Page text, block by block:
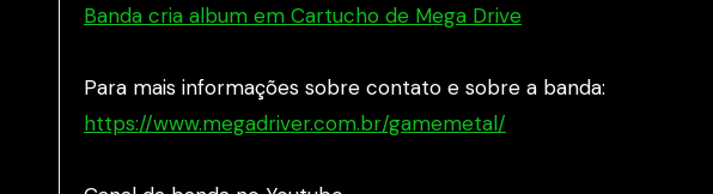
Banda cria album em Cartucho de Mega Drive
Para mais informações sobre contato e sobre a banda:
https://www.megadriver.com.br/gamemetal/